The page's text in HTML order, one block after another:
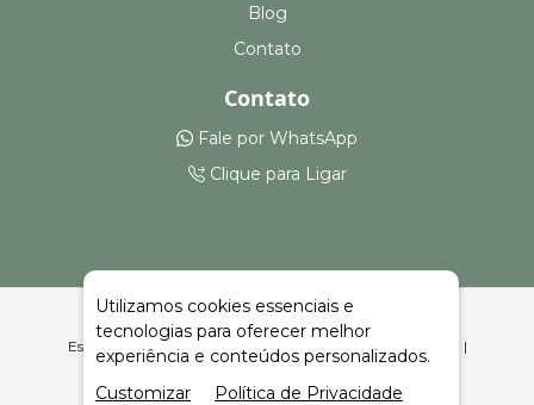
Blog
Contato
Contato
Fale por WhatsApp
Clique para Ligar
Estruturas para Feiras, Eventos e Armazenagem Astorga |
Celeiro Feiras e Eventos
Utilizamos cookies essenciais e
tecnologias para oferecer melhor
experiência e conteúdos personalizados.
Customizar
Política de Privacidade